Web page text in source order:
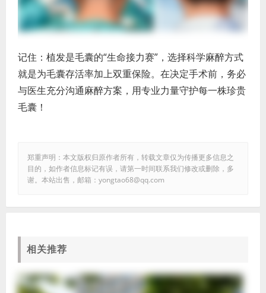
记住：植发是毛囊的“生命接力赛”，选择科学麻醉方式
就是为毛囊存活率加上双重保险。在决定手术前，务必
与医生充分沟通麻醉方案，用专业力量守护每一株珍贵
毛囊！
郑重声明：本文版权归原作者所有，转载文章仅为传播更多信息之
目的，如作者信息标记有误，请第一时间联系我们修改或删除，多
谢。本站出售，邮箱：yongtao68@qq.com
相关推荐